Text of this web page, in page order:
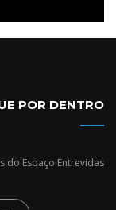
POR DENTRO
do Espaço Entrevidas